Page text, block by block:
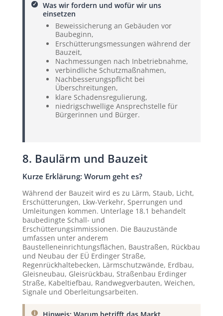
Was wir fordern und wofür wir uns
einsetzen
Beweissicherung an Gebäuden vor
Baubeginn,
Erschütterungsmessungen während der
Bauzeit,
Nachmessungen nach Inbetriebnahme,
verbindliche Schutzmaßnahmen,
Nachbesserungspflicht bei
Überschreitungen,
klare Schadensregulierung,
niedrigschwellige Ansprechstelle für
Bürgerinnen und Bürger.
8. Baulärm und Bauzeit
Kurze Erklärung: Worum geht es?
Während der Bauzeit wird es zu Lärm, Staub, Licht,
Erschütterungen, Lkw-Verkehr, Sperrungen und
Umleitungen kommen. Unterlage 18.1 behandelt
baubedingte Schall- und
Erschütterungsimmissionen. Die Bauzustände
umfassen unter anderem
Baustelleneinrichtungsflächen, Baustraßen, Rückbau
und Neubau der EÜ Erdinger Straße,
Regenrückhaltebecken, Lärmschutzwände, Erdbau,
Gleisneubau, Gleisrückbau, Straßenbau Erdinger
Straße, Kabeltiefbau, Randwegverbauten, Weichen,
Signale und Oberleitungsarbeiten.
Hinweis: Warum betrifft das Markt